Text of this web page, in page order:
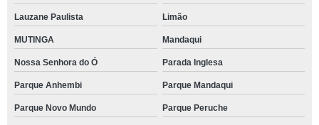
Lauzane Paulista Limão
MUTINGA Mandaqui
Nossa Senhora do Ó Parada Inglesa
Parque Anhembi Parque Mandaqui
Parque Novo Mundo Parque Peruche